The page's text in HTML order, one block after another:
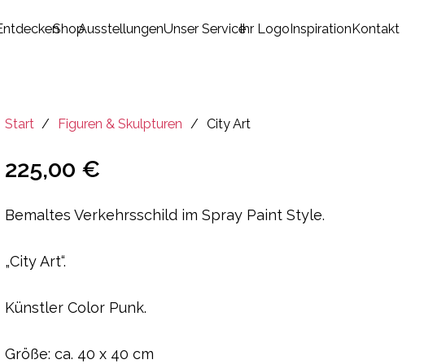
ShopAusstellungenUnser ServiceIhr LogoInspirationKontakt
Start / Figuren & Skulpturen / City Art
225,00 €
Bemaltes Verkehrsschild im Spray Paint Style.
„City Art“.
Künstler Color Punk.
Größe: ca. 40 x 40 cm